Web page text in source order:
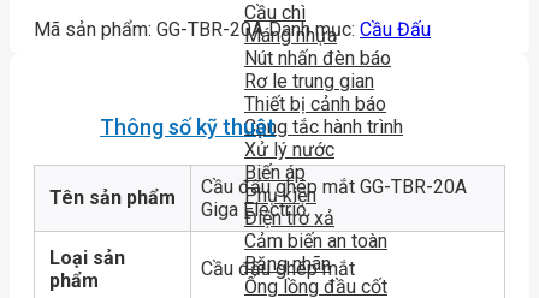
Cầu chì
Máng nhựa
Nút nhấn đèn báo
Rơ le trung gian
Thiết bị cảnh báo
Công tắc hành trình
Xử lý nước
Biến áp
Phụ kiện
Điện trở xả
Cảm biến an toàn
Băng nhãn
Ống lồng đầu cốt
Mã sản phẩm: GG-TBR-20A Danh mục: Cầu Đấu
Thông số kỹ thuật
Tên sản phẩm
Cầu đấu ghép mắt GG-TBR-20A
Giga Electric
Loại sản
phẩm
Cầu đấu ghép mắt